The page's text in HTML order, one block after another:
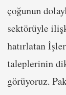
çoğunun
sektörüyle
hatırlatan
taleplerinin
görüyoruz.